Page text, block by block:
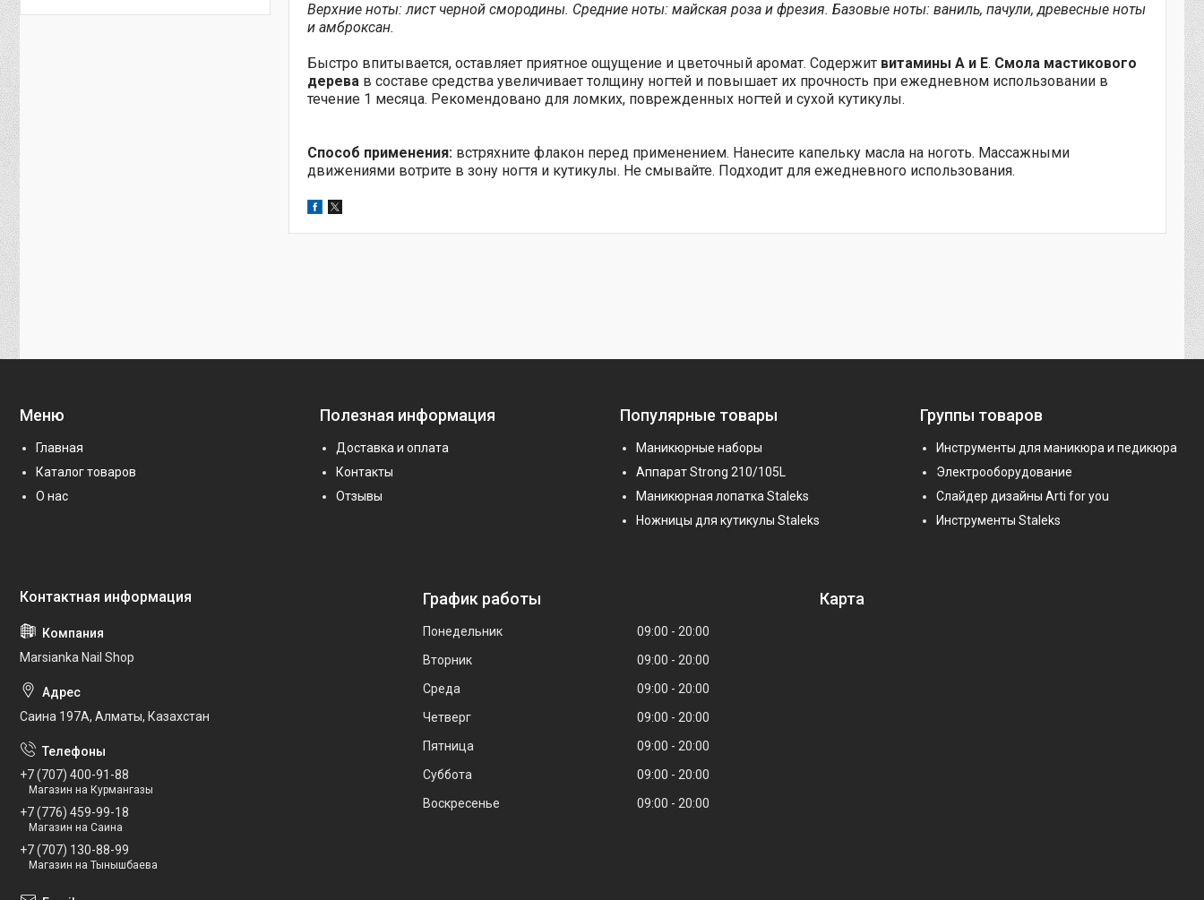
Верхние ноты: лист черной смородины. Средние ноты: майская роза и фрезия. Базовые ноты: ваниль, пачули, древесные ноты
и амброксан.
Быстро впитывается, оставляет приятное ощущение и цветочный аромат. Содержит витамины А и Е. Смола мастикового
дерева в составе средства увеличивает толщину ногтей и повышает их прочность при ежедневном использовании в
течение 1 месяца. Рекомендовано для ломких, поврежденных ногтей и сухой кутикулы.
Способ применения: встряхните флакон перед применением. Нанесите капельку масла на ноготь. Массажными
движениями вотрите в зону ногтя и кутикулы. Не смывайте. Подходит для ежедневного использования.
Меню
Главная
Каталог товаров
О нас
Полезная информация
Доставка и оплата
Контакты
Отзывы
Популярные товары
Маникюрные наборы
Аппарат Strong 210/105L
Маникюрная лопатка Staleks
Ножницы для кутикулы Staleks
Группы товаров
Инструменты для маникюра и педикюра
Электрооборудование
Слайдер дизайны Arti for you
Инструменты Staleks
Marsianka Nail Shop
Саина 197А, Алматы, Казахстан
+7 (707) 400-91-88
Магазин на Курмангазы
+7 (776) 459-99-18
Магазин на Саина
+7 (707) 130-88-99
Магазин на Тынышбаева
График работы
Понедельник 09:00
20:00
Вторник
09:00
20:00
Среда
09:00
20:00
Четверг
09:00
20:00
Пятница
09:00
20:00
Суббота
09:00
20:00
Воскресенье
09:00 20:00
Карта